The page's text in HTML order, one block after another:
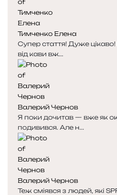
Тимченко Елена
Супер стаття! Дуже
від кави вж...
Валерий Чернов
Я поки дочитав — вже як
подивився. Але н...
Валерий Чернов
Теж сміявся з людей, які